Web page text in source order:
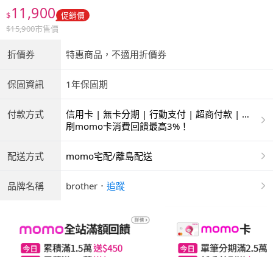
$11,900 促銷價
$15,900市售價
折價券 特惠商品，不適用折價券
保固資訊 1年保固期
付款方式
信用卡 | 無卡分期 | 行動支付 | 超商付款 | 銀
聯卡
刷momo卡消費回饋最高3%！
配送方式 momo宅配/離島配送
品牌名稱 brother ． 追蹤